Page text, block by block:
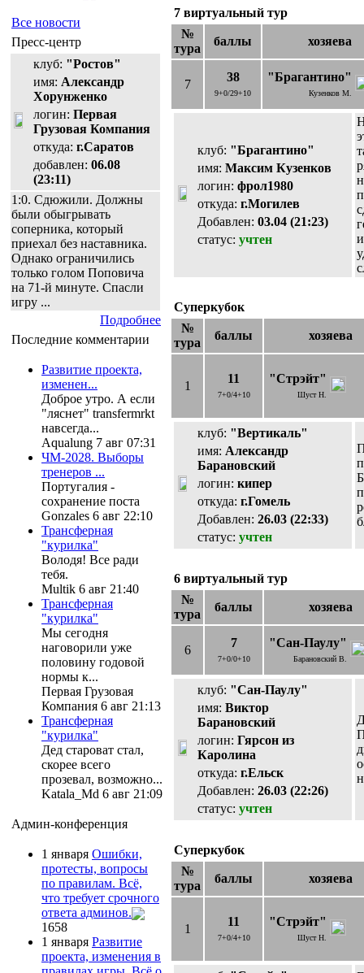
Все новости
Пресс-центр
клуб: "Ростов"
имя: Александр
Хорунженко
логин: Первая
Грузовая Компания
откуда: г.Саратов
добавлен: 06.08
(23:11)
1:0. Сдюжили. Должны
были обыгрывать
соперника, который
приехал без наставника.
Однако ограничились
только голом Поповича
на 71-й минуте. Спасли
игру ...
Подробнее
Последние комментарии
Развитие проекта,
изменен...
Доброе утро. А если
"ляснет" transfermrkt
навсегда...
Aqualung 7 авг 07:31
ЧМ-2028. Выборы
тренеров ...
Португалия -
сохранение поста
Gonzales 6 авг 22:10
Трансферная
"курилка"
Володя! Все ради
тебя.
Multik 6 авг 21:40
Трансферная
"курилка"
Мы сегодня
наговорили уже
половину годовой
нормы к...
Первая Грузовая
Компания 6 авг 21:13
Трансферная
"курилка"
Дед староват стал,
скорее всего
прозевал, возможно...
Katala_Md 6 авг 21:09
Админ-конференция
1 января Ошибки,
протесты, вопросы
по правилам. Всё,
что требует срочного
ответа админов.
1658
1 января Развитие
проекта, изменения в
7 виртуальный тур
№
тура
баллы хозяева
7
38
9+0/29+10
"Брагантино"
Кузенков М.
клуб: "Брагантино"
имя: Максим Кузенков
логин: фрол1980
откуда: г.Могилев
Добавлен: 03.04 (21:23)
статус: учтен
Суперкубок
№
тура
баллы хозяева
1
11
7+0/4+10
"Стрэйт"
Шуст Н.
клуб: "Вертикаль"
имя: Александр
Барановский
логин: кипер
откуда: г.Гомель
Добавлен: 26.03 (22:33)
статус: учтен
6 виртуальный тур
№
тура
баллы хозяева
6
7
7+0/0+10
"Сан-Паулу"
Барановский В.
клуб: "Сан-Паулу"
имя: Виктор
Барановский
логин: Гярсон из
Каролина
откуда: г.Ельск
Добавлен: 26.03 (22:26)
статус: учтен
Суперкубок
№
тура
баллы хозяева
1
11
7+0/4+10
"Стрэйт"
Шуст Н.